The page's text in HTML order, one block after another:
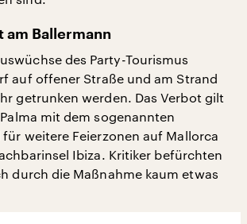
Ballermann
des Party-Tourismus
auf offener Straße und am Strand
getrunken werden. Das Verbot gilt
mit dem sogenannten
weitere Feierzonen auf Mallorca
Ibiza. Kritiker befürchten
durch die Maßnahme kaum etwas